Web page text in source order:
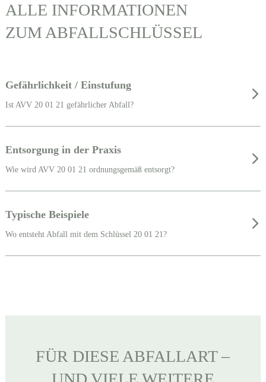
ALLE INFORMATIONEN
ZUM ABFALLSCHLÜSSEL
Gefährlichkeit / Einstufung
Ist AVV 20 01 21 gefährlicher Abfall?
Entsorgung in der Praxis
Wie wird AVV 20 01 21 ordnungsgemäß entsorgt?
Typische Beispiele
Wo entsteht Abfall mit dem Schlüssel 20 01 21?
FÜR DIESE ABFALLART –